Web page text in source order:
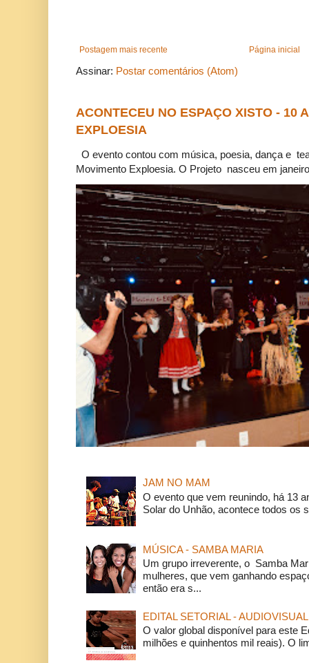
Postagem mais recente Página inicial
Assinar: Postar comentários (Atom)
ACONTECEU NO ESPAÇO XISTO - 10
EXPLOESIA
O evento contou com música, poesia, dança e
Movimento Exploesia. O Projeto nasceu em
JAM NO MAM
O evento que vem reunindo, há 13
Solar do Unhão, acontece todos os
MÚSICA - SAMBA MARIA
Um grupo irreverente, o Samba
mulheres, que vem ganhando
então era s...
EDITAL SETORIAL - AUDIOVISUAL
O valor global disponível para este
milhões e quinhentos mil reais). O